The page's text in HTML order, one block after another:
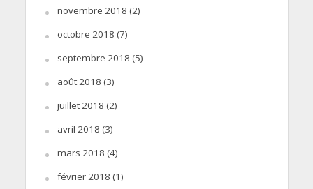
novembre 2018 (2)
octobre 2018 (7)
septembre 2018 (5)
août 2018 (3)
juillet 2018 (2)
avril 2018 (3)
mars 2018 (4)
février 2018 (1)